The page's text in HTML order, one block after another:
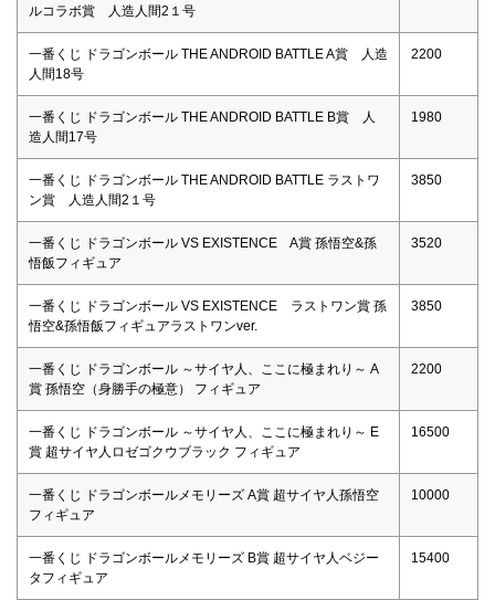
ルコラボ賞 人造人間2１号
一番くじ ドラゴンボール THE ANDROID BATTLE A賞 人造
人間18号
2200
一番くじ ドラゴンボール THE ANDROID BATTLE B賞 人
造人間17号
1980
一番くじ ドラゴンボール THE ANDROID BATTLE ラストワ
ン賞 人造人間2１号
3850
一番くじ ドラゴンボール VS EXISTENCE A賞 孫悟空&孫
悟飯フィギュア
3520
一番くじ ドラゴンボール VS EXISTENCE ラストワン賞 孫
悟空&孫悟飯フィギュアラストワンver.
3850
一番くじ ドラゴンボール ～サイヤ人、ここに極まれり～ A
賞 孫悟空（身勝手の極意） フィギュア
2200
一番くじ ドラゴンボール ～サイヤ人、ここに極まれり～ E
賞 超サイヤ人ロゼゴクウブラック フィギュア
16500
一番くじ ドラゴンボールメモリーズ A賞 超サイヤ人孫悟空
フィギュア
10000
一番くじ ドラゴンボールメモリーズ B賞 超サイヤ人ベジー
タフィギュア
15400